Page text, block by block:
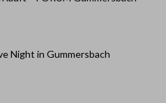
Night in Gummersbach